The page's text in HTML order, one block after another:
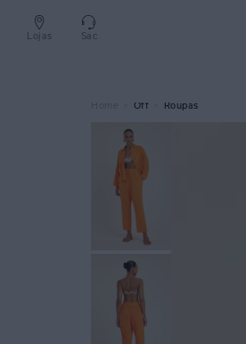
Lojas Sac
Off Roupas